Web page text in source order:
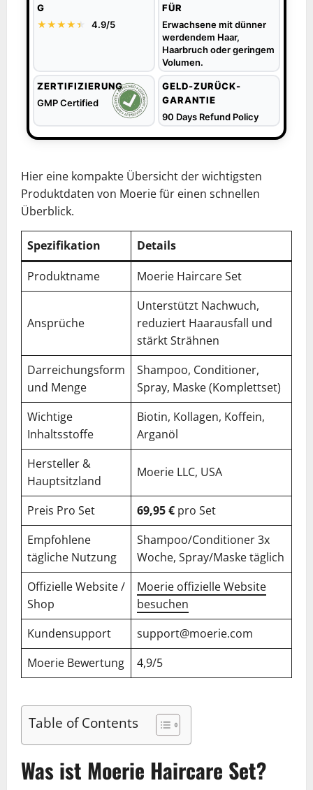
G
★★★★★
★ 4.9/5
FÜR
Erwachsene mit dünner
werdendem Haar,
Haarbruch oder geringem
Volumen.
ZERTIFIZIERUNG
GMP Certified
GELD-ZURÜCK-
GARANTIE
90 Days Refund Policy
Hier eine kompakte Übersicht der wichtigsten
Produktdaten von Moerie für einen schnellen
Überblick.
Spezifikation
Details
Produktname
Moerie Haircare Set
Ansprüche
Unterstützt Nachwuch,
reduziert Haarausfall und
stärkt Strähnen
Darreichungsform
und Menge
Shampoo, Conditioner,
Spray, Maske (Komplettset)
Wichtige
Inhaltsstoffe
Biotin, Kollagen, Koffein,
Arganöl
Hersteller &
Hauptsitzland
Moerie LLC, USA
Preis Pro Set 69,95 € pro Set
Empfohlene
tägliche Nutzung
Shampoo/Conditioner 3x
Woche, Spray/Maske täglich
Offizielle Website /
Shop
Moerie offizielle Website
besuchen
Kundensupport
support@moerie.com
Moerie Bewertung
4,9/5
Table of Contents
Was ist Moerie Haircare Set?